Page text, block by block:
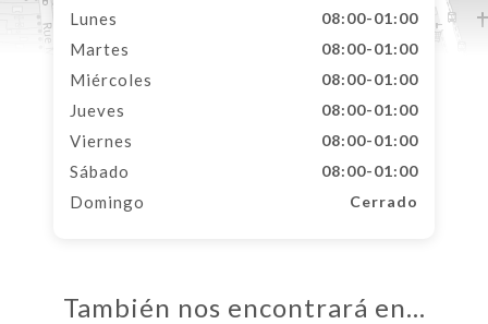
Lunes 08:00-01:00
Martes 08:00-01:00
Miércoles 08:00-01:00
Jueves 08:00-01:00
Viernes 08:00-01:00
Sábado 08:00-01:00
Domingo Cerrado
También nos encontrará en…